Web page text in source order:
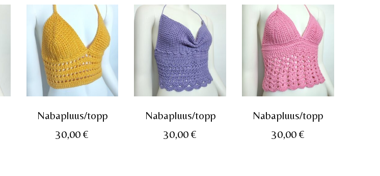
Nabapluus/topp
30,00€
Nabapluus/topp
30,00€
Nabapluus/topp
30,00 €